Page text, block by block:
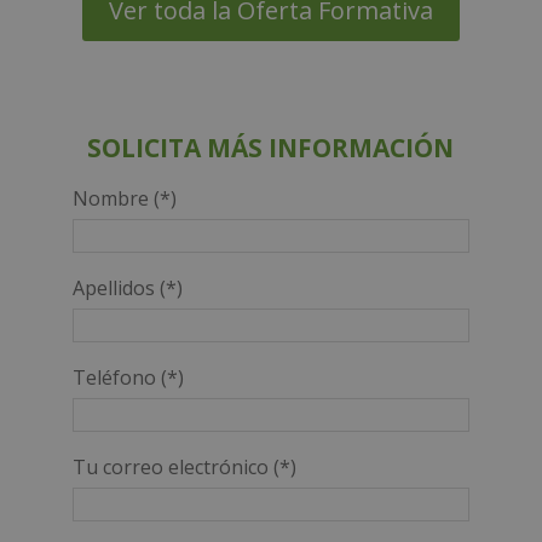
Ver toda la Oferta Formativa
SOLICITA MÁS INFORMACIÓN
Nombre (*)
Apellidos (*)
Teléfono (*)
Tu correo electrónico (*)